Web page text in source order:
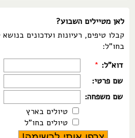
לאן מטיילים השבוע?
קבלו טיפים, רעיונות ועדכונים
בחו"ל:
דוא"ל: *
שם פרטי:
שם משפחה:
טיולים בארץ
טיולים בחו"ל